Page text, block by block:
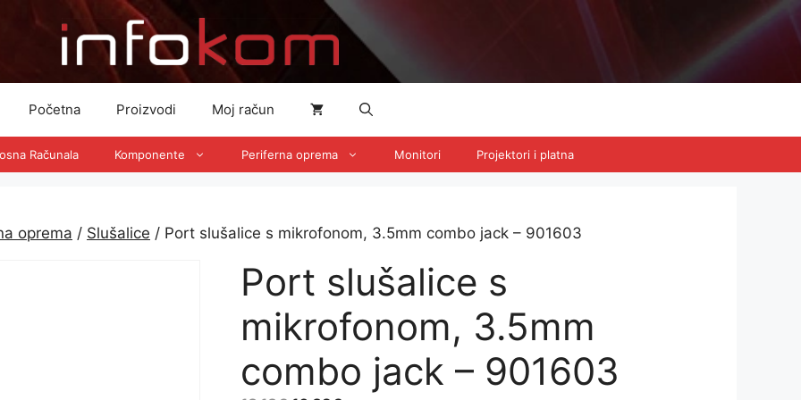
Početna Proizvodi Moj račun
Računala Komponente Periferna oprema Monitori Projektori i platna
oprema / Slušalice / Port slušalice s mikrofonom, 3.5mm combo jack – 901603
Port slušalice s
mikrofonom, 3.5mm
combo jack – 901603